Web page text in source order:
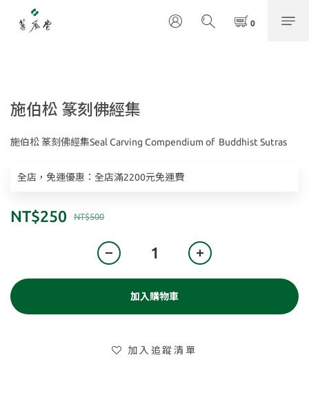
施伯松 篆刻佛經集
施伯松 篆刻佛經集Seal Carving Compendium of  Buddhist Sutras
全店，免運優惠：全店滿2200元免運費
NT$500
NT$250
加入購物車
加入追蹤清單